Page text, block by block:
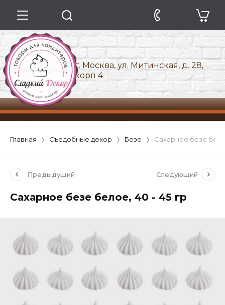
г. Москва, ул. Митинская, д. 28,
корп 4
Главная Съедобные декор Безе Сахарное безе
Предыдущий Следующий
Сахарное безе белое, 40 - 45 гр